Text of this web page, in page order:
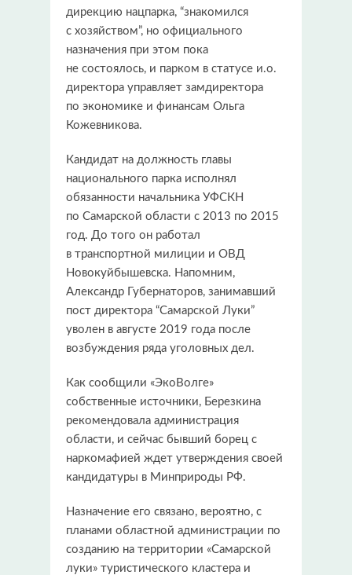
дирекцию нацпарка, “знакомился
с хозяйством”, но официального
назначения при этом пока
не состоялось, и парком в статусе и.о.
директора управляет замдиректора
по экономике и финансам Ольга
Кожевникова.
Кандидат на должность главы
национального парка исполнял
обязанности начальника УФСКН
по Самарской области с 2013 по 2015
год. До того он работал
в транспортной милиции и ОВД
Новокуйбышевска. Напомним,
Александр Губернаторов, занимавший
пост директора “Самарской Луки”
уволен в августе 2019 года после
возбуждения ряда уголовных дел.
Как сообщили «ЭкоВолге»
собственные источники, Березкина
рекомендовала администрация
области, и сейчас бывший борец с
наркомафией ждет утверждения своей
кандидатуры в Минприроды РФ.
Назначение его связано, вероятно, с
планами областной администрации по
созданию на территории «Самарской
луки» туристического кластера и